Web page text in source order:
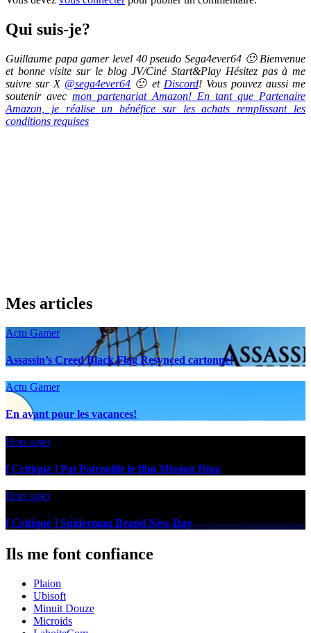
Qui suis-je?
Guillaume papa gamer level 40 pseudo Sega4ever64 🙂 Bienvenue
et bonne visite sur le blog JV/Ciné Start&Play Hésitez pas à me
suivre sur X @sega4ever64 🙂 et Discord! Vous pouvez aussi me
soutenir avec mon partenariat Amazon! En tant que Partenaire
Amazon, je réalise un bénéfice sur les achats remplissant les
conditions requises
Mes articles
Actu Gamer
Assassin’s Creed Black Flag Resynced cartonne!
Actu Gamer
En avant pour les vacances!
Hors sujet
[ Critique ] Pat Patrouille le film Mission Dino
Hors sujet
[ Critique ] Spiderman Brand New Day
Ils me font confiance
Plaion
Ubisoft
Minuit Douze
Microids